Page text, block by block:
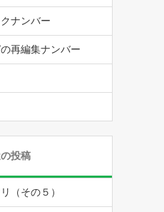
ナンバー
再編集ナンバー
投稿
（その５）